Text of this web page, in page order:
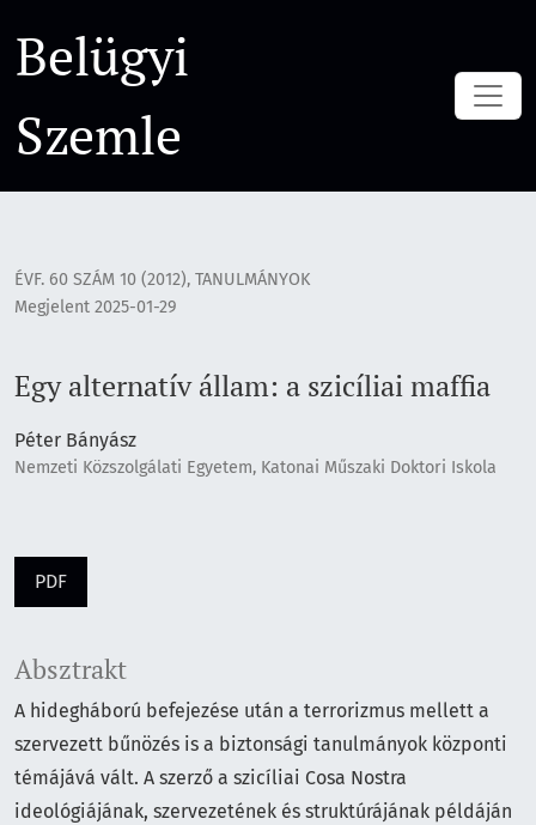
Belügyi
Szemle
ÉVF. 60 SZÁM 10 (2012), TANULMÁNYOK
Egy alternatív állam: a szicíliai maffia
Megjelent 2025-01-29
Péter Bányász
Nemzeti Közszolgálati Egyetem, Katonai Műszaki Doktori Iskola
PDF
Absztrakt
A hidegháború befejezése után a terrorizmus mellett a
szervezett bűnözés is a biztonsági tanulmányok központi
témájává vált. A szerző a szicíliai Cosa Nostra
ideológiájának, szervezetének és struktúrájának példáján